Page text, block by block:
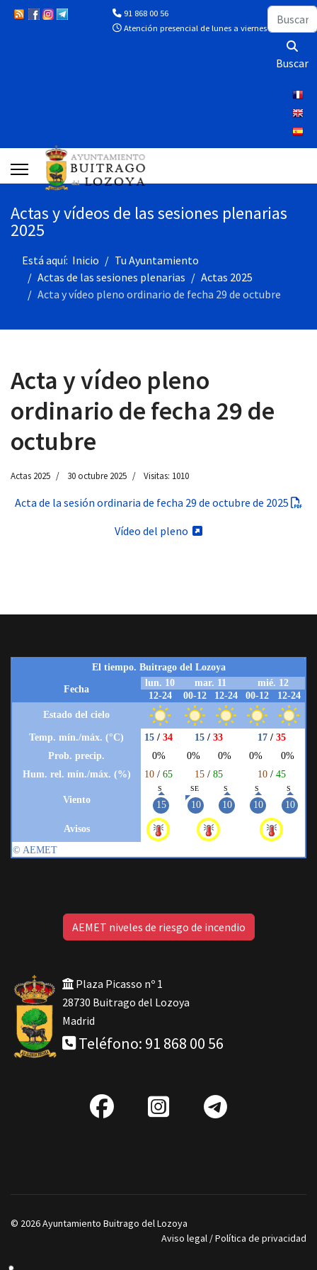
91 868 00 56
Atención presencial de lunes a viernes de 10:00 a
Buscar
Buscar
Actas y vídeos de las sesiones plenarias
2025
Está aquí: Inicio
Tu Ayuntamiento
Actas de las sesiones plenarias
Actas 2025
Acta y vídeo pleno ordinario de fecha 29 de octubre
Acta y vídeo pleno
ordinario de fecha 29 de
octubre
Actas 2025 30 octubre 2025 Visitas: 1010
Acta de la sesión ordinaria de fecha 29 de octubre de 2025
Vídeo del pleno
AEMET niveles de riesgo de incendio
Plaza Picasso nº 1
28730 Buitrago del Lozoya
Madrid
Teléfono: 91 868 00 56
fab
IG
© 2026 Ayuntamiento Buitrago del Lozoya
Aviso legal /Política de privacidad